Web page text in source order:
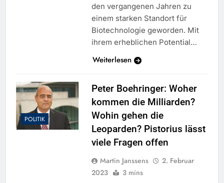
den vergangenen Jahren zu
einem starken Standort für
Biotechnologie geworden. Mit
ihrem erheblichen Potential…
Weiterlesen
POLITIK
Peter Boehringer: Woher
kommen die Milliarden?
Wohin gehen die
Leoparden? Pistorius lässt
viele Fragen offen
Martin Janssens
2. Februar
2023
3 mins